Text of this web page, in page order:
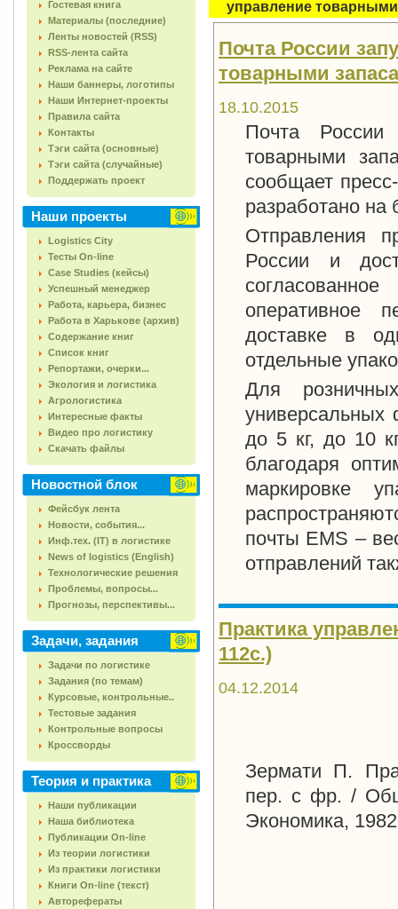
Гостевая книга
Материалы (последние)
Ленты новостей (RSS)
RSS-лента сайта
Реклама на сайте
Наши баннеры, логотипы
Наши Интернет-проекты
Правила сайта
Контакты
Тэги сайта (основные)
Тэги сайта (случайные)
Поддержать проект
Наши проекты
Logistics City
Тесты On-line
Case Studies (кейсы)
Успешный менеджер
Работа, карьера, бизнес
Работа в Харькове (архив)
Содержание книг
Список книг
Репортажи, очерки...
Экология и логистика
Агрологистика
Интересные факты
Видео про логистику
Скачать файлы
Новостной блок
Фейсбук лента
Новости, события...
Инф.тех. (IT) в логистике
News of logistics (English)
Технологические решения
Проблемы, вопросы...
Прогнозы, перспективы...
Задачи, задания
Задачи по логистике
Задания (по темам)
Курсовые, контрольные..
Тестовые задания
Контрольные вопросы
Кроссворды
Теория и практика
Наши публикации
Наша библиотека
Публикации On-line
Из теории логистики
Из практики логистики
Книги On-line (текст)
Авторефераты
управление
Почта России
товарными
18.10.2015
Почта
товарными
сообщает
разработано на
Отправления
России и
оперативное
доставке в
отдельные
Для
универсальных
до 5 кг, до 10 кг
благодаря
маркировке
почты EMS –
отправлений
Практика
112с.)
04.12.2014
Зермати П.
пер. с фр. /
Экономика,